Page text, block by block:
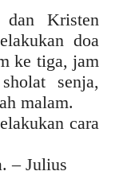
dan Kristen
doa
ke tiga, jam
senja,
malam.
cara
– Julius